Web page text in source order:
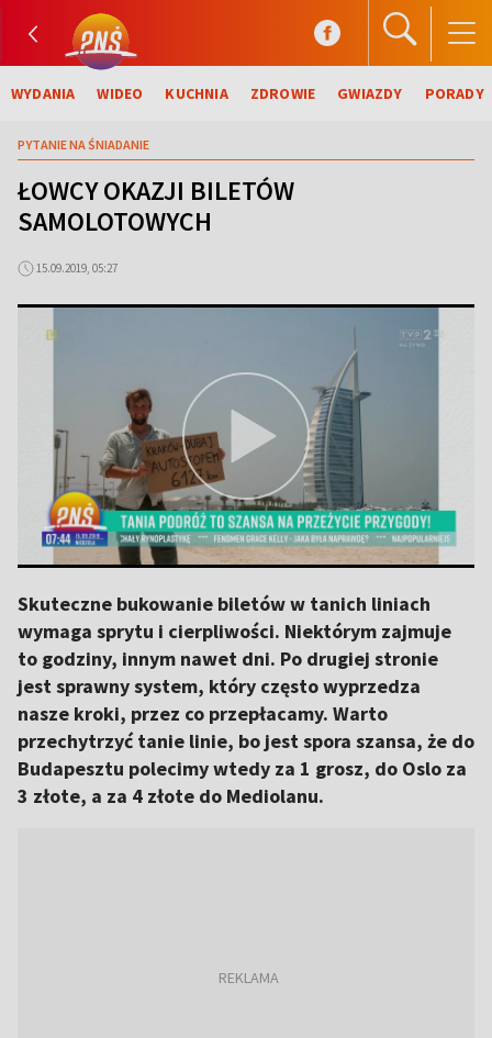
WYDANIA WIDEO KUCHNIA ZDROWIE GWIAZDY PORADY
PYTANIE NA ŚNIADANIE
ŁOWCY OKAZJI BILETÓW
SAMOLOTOWYCH
15.09.2019, 05:27
Skuteczne bukowanie biletów w tanich liniach
wymaga sprytu i cierpliwości. Niektórym zajmuje
to godziny, innym nawet dni. Po drugiej stronie
jest sprawny system, który często wyprzedza
nasze kroki, przez co przepłacamy. Warto
przechytrzyć tanie linie, bo jest spora szansa, że do
Budapesztu polecimy wtedy za 1 grosz, do Oslo za
3 złote, a za 4 złote do Mediolanu.